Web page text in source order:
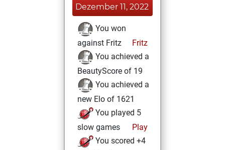
Dezember 11, 2022
You won
against Fritz
Fritz
You achieved a
BeautyScore of 19
You achieved a
new Elo of 1621
You played 5
slow games
Play
You scored +4